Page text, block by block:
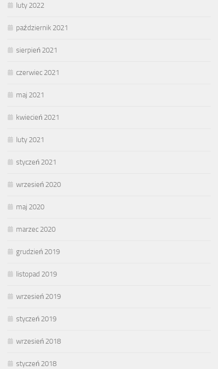
luty 2022
październik 2021
sierpień 2021
czerwiec 2021
maj 2021
kwiecień 2021
luty 2021
styczeń 2021
wrzesień 2020
maj 2020
marzec 2020
grudzień 2019
listopad 2019
wrzesień 2019
styczeń 2019
wrzesień 2018
styczeń 2018